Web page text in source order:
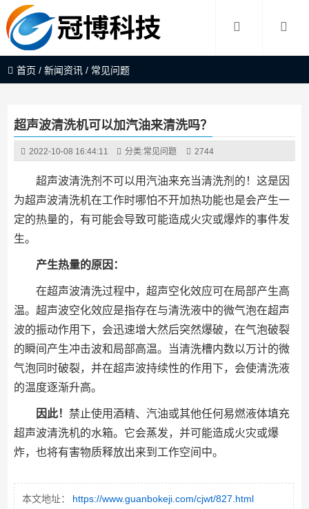
首页 /新闻资讯 / 常见问题
超声波清洗机可以加汽油来清洗吗？
2022-10-08 16:44:11 分类:常见问题 2744
超声波清洗剂不可以用汽油来充当清洗剂的！这是因
为超声波清洗机在工作时哪怕不开加热功能也是会产生一
定的热量的，有可能会导致可能造成火灾或爆炸的事件发
生。
产生热量的原因：
在超声波清洗过程中，超声空化效应可在局部产生高
温。超声波空化效应是指存在与清洗液中的微气泡在超声
波的振动作用下，会迅速增大然后突然爆破，在气泡破裂
的瞬间产生冲击波和局部高温。当清洗槽内数以万计的微
气泡同时破裂，并在超声波持续性的作用下，会使清洗液
的温度逐渐升高。
因此！ 禁止使用酒精、汽油或其他任何易燃液体填充
超声波清洗机的水箱。它会蒸发，并可能造成火灾或爆
炸，也将有害物质释放出来到工作空间中。
本文地址：
https://www.guanbokeji.com/cjwt/827.html